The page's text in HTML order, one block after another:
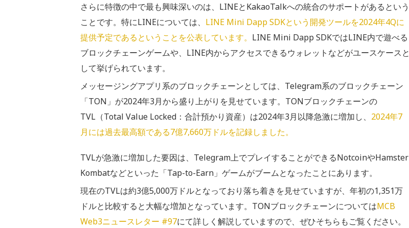
さらに特徴の中で最も興味深いのは、LINEとKakaoTalkへの統合のサポートがあるという
ことです。特にLINEについては、 LINE Mini Dapp SDKという開発ツールを2024年4Qに
提供予定であるということを公表しています。 LINE Mini Dapp SDKではLINE内で遊べる
ブロックチェーンゲームや、LINE内からアクセスできるウォレットなどがユースケースと
して挙げられています。
メッセージングアプリ系のブロックチェーンとしては、Telegram系のブロックチェーン
「TON」が2024年3月から盛り上がりを見せています。TONブロックチェーンの
TVL（Total Value Locked：合計預かり資産）は2024年3月以降急激に増加し、 2024年7
月には過去最高額である7億7,660万ドルを記録しました。
TVLが急激に増加した要因は、Telegram上でプレイすることができるNotcoinやHamster
Kombatなどといった「Tap-to-Earn」ゲームがブームとなったことにあります。
現在のTVLは約3億5,000万ドルとなっており落ち着きを見せていますが、年初の1,351万
ドルと比較すると大幅な増加となっています。TONブロックチェーンについてはMCB
Web3ニュースレター #97にて詳しく解説していますので、ぜひそちらもご覧ください。